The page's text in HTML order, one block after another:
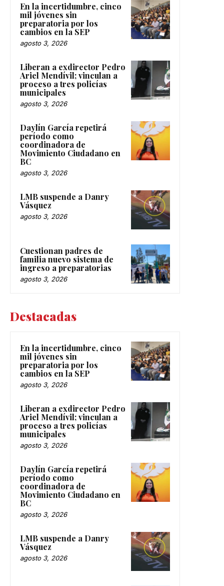
En la incertidumbre, cinco
mil jóvenes sin
preparatoria por los
cambios en la SEP
agosto 3, 2026
Liberan a exdirector Pedro
Ariel Mendívil; vinculan a
proceso a tres policías
municipales
agosto 3, 2026
Daylín García repetirá
período como
coordinadora de
Movimiento Ciudadano en
BC
agosto 3, 2026
LMB suspende a Danry
Vásquez
agosto 3, 2026
Cuestionan padres de
familia nuevo sistema de
ingreso a preparatorias
agosto 3, 2026
Destacadas
En la incertidumbre, cinco
mil jóvenes sin
preparatoria por los
cambios en la SEP
agosto 3, 2026
Liberan a exdirector Pedro
Ariel Mendívil; vinculan a
proceso a tres policías
municipales
agosto 3, 2026
Daylín García repetirá
período como
coordinadora de
Movimiento Ciudadano en
BC
agosto 3, 2026
LMB suspende a Danry
Vásquez
agosto 3, 2026